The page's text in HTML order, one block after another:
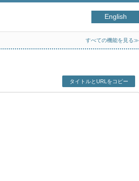
English
すべての機能を見る≫
タイトルとURLをコピー